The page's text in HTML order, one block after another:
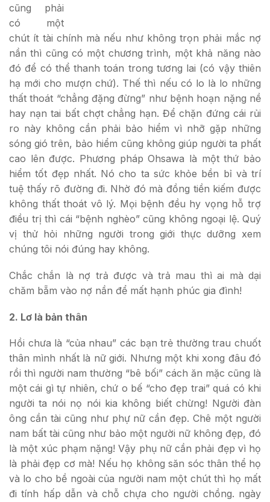
cũng phải
có một
chút ít tài chính mà nếu như không trọn phải mắc nợ
nần thì cũng có một chương trình, một khả năng nào
đó để có thể thanh toán trong tương lai (có vậy thiên
hạ mới cho mượn chứ). Thế thì nếu có lo là lo những
thất thoát “chẳng đặng đừng” như bệnh hoạn nặng nề
hay nạn tai bất chợt chẳng hạn. Để chặn đứng cái rủi
ro này không cần phải bảo hiểm vì nhỡ gặp những
sóng gió trên, bảo hiểm cũng không giúp người ta phất
cao lên được. Phương pháp Ohsawa là một thứ bảo
hiểm tốt đẹp nhất. Nó cho ta sức khỏe bền bỉ và trí
tuệ thấy rõ đường đi. Nhờ đó mà đồng tiền kiếm được
không thất thoát vô lý. Mọi bệnh đều hy vọng hỗ trợ
điều trị thì cái “bệnh nghèo” cũng không ngoại lệ. Quý
vị thử hỏi những người trong giới thực dưỡng xem
chúng tôi nói đúng hay không.
Chắc chắn là nợ trả được và trả mau thì ai mà dại
chăm bẵm vào nợ nần để mất hạnh phúc gia đình!
2. Lơ là bản thân
Hồi chưa là “của nhau” các bạn trẻ thường trau chuốt
thân mình nhất là nữ giới. Nhưng một khi xong đâu đó
rồi thì người nam thường “bê bối” cách ăn mặc cũng là
một cái gì tự nhiên, chứ o bế “cho đẹp trai” quá có khi
người ta nói nọ nói kia không biết chừng! Người đàn
ông cần tài cũng như phự nữ cần đẹp. Chê một người
nam bất tài cũng như bảo một người nữ không đẹp, đó
là một xúc phạm nặng! Vậy phụ nữ cần phải đẹp vì họ
là phải đẹp cơ mà! Nếu họ không săn sóc thân thể họ
và lo cho bề ngoài của người nam một chút thì họ mất
đi tính hấp dẫn và chỗ chựa cho người chồng. ngày